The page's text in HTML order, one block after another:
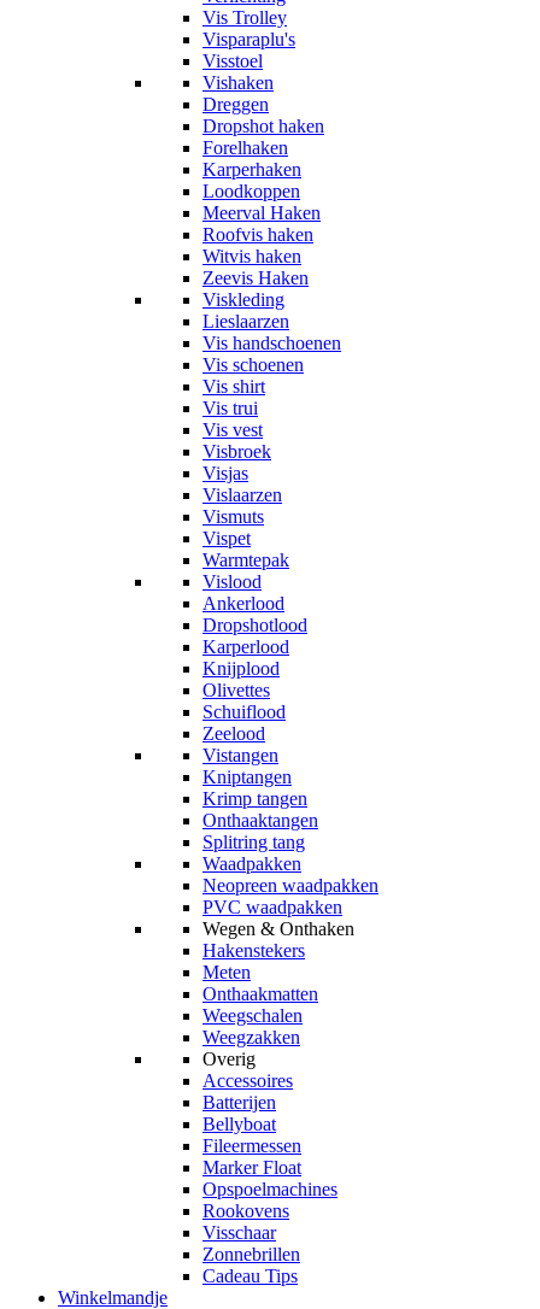
Vis Trolley
Visparaplu's
Visstoel
Vishaken
Dreggen
Dropshot haken
Forelhaken
Karperhaken
Loodkoppen
Meerval Haken
Roofvis haken
Witvis haken
Zeevis Haken
Viskleding
Lieslaarzen
Vis handschoenen
Vis schoenen
Vis shirt
Vis trui
Vis vest
Visbroek
Visjas
Vislaarzen
Vismuts
Vispet
Warmtepak
Vislood
Ankerlood
Dropshotlood
Karperlood
Knijplood
Olivettes
Schuiflood
Zeelood
Vistangen
Kniptangen
Krimp tangen
Onthaaktangen
Splitring tang
Waadpakken
Neopreen waadpakken
PVC waadpakken
Wegen & Onthaken
Hakenstekers
Meten
Onthaakmatten
Weegschalen
Weegzakken
Overig
Accessoires
Batterijen
Bellyboat
Fileermessen
Marker Float
Opspoelmachines
Rookovens
Visschaar
Zonnebrillen
Cadeau Tips
Winkelmandje